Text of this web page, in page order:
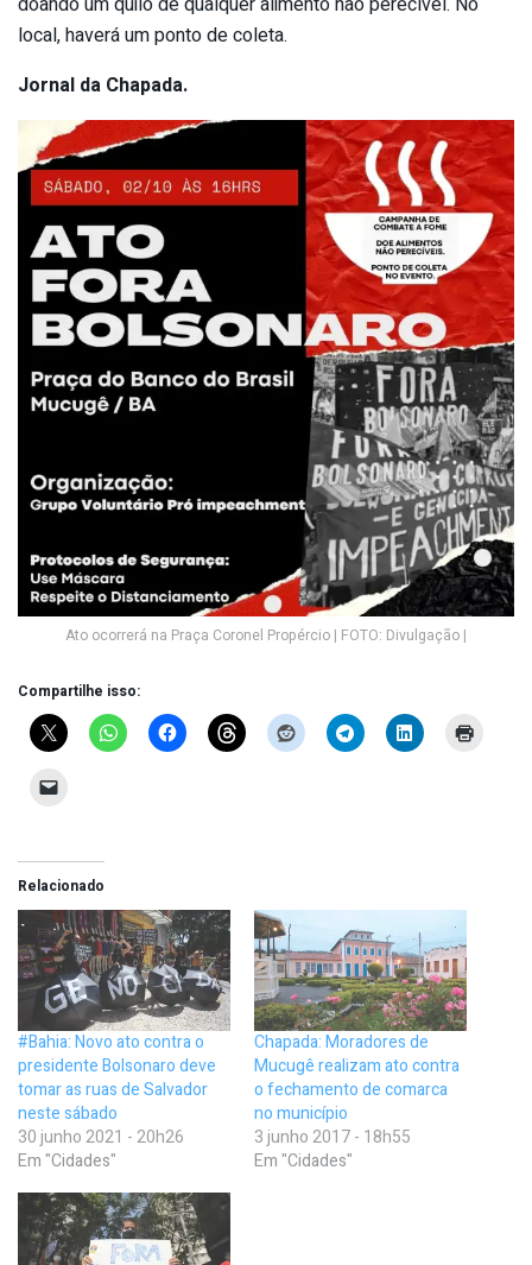
local, haverá um ponto de coleta.
Jornal da Chapada.
Ato ocorrerá na Praça Coronel Propércio | FOTO: Divulgação |
Compartilhe isso:
Relacionado
#Bahia: Novo ato contra o
presidente Bolsonaro deve
tomar as ruas de Salvador
neste sábado
30 junho 2021 - 20h26
Em "Cidades"
Chapada: Moradores de
Mucugê realizam ato contra
o fechamento de comarca
no município
3 junho 2017 - 18h55
Em "Cidades"